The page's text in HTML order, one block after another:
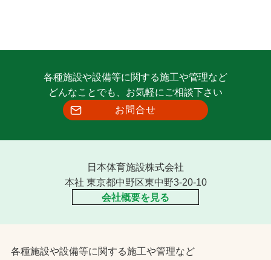
各種施設や設備等に関する施工や管理など
どんなことでも、お気軽にご相談下さい
お問合せ
日本体育施設株式会社
本社 東京都中野区東中野3-20-10
会社概要を見る
各種施設や設備等に関する施工や管理など